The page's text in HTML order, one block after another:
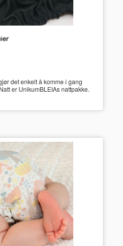
det enkelt å komme i gang
er UnikumBLEIAs nattpakke.